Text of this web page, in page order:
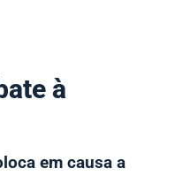
à
em causa a